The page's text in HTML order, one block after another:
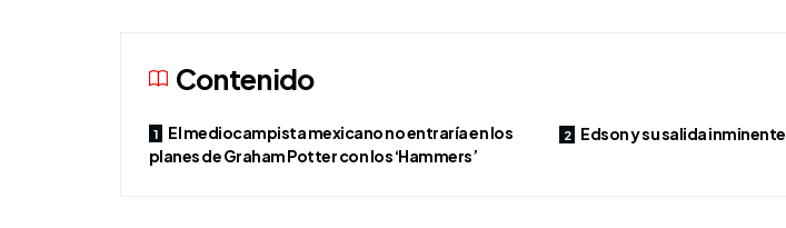
Contenido
El mediocampista mexicano no entraría en los
planes de Graham Potter con los ‘Hammers’
Edson y su salida inminente